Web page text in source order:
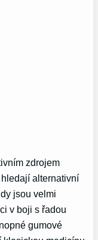
zdrojem
alternativní
jsou velmi
v boji s řadou
gumové